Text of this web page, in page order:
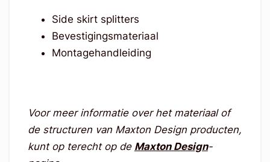
Side skirt splitters
Bevestigingsmateriaal
Montagehandleiding
Voor meer informatie over het materiaal of
de structuren van Maxton Design producten,
kunt op terecht op de Maxton Design-